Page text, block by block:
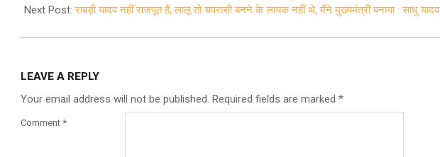
12
Next Post:राबड़ी यादव नहीं राजपूत हैं, लालू तो चपरासी बनने के लायक नहीं थे, मैंने मुख्यमंत्री बनाया : साधु यादव
LEAVE A REPLY
Your email address will not be published. Required fields are marked *
Comment *